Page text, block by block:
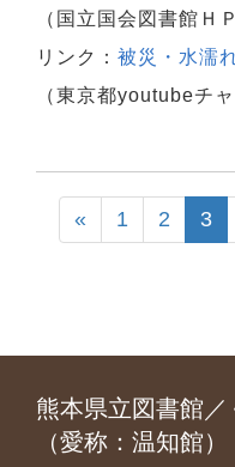
（国立国会図書館Ｈ
リンク： 被災・水濡
（東京都youtubeチ
« 1 2 3
熊本県立図書館／
（愛称：温知館）